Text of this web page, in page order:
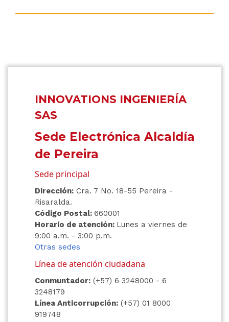
INNOVATIONS INGENIERÍA
SAS
Sede Electrónica Alcaldía
de Pereira
Sede principal
Dirección:Cra. 7 No. 18-55 Pereira -
Risaralda.
Código Postal: 660001
Horario de atención: Lunes a viernes de
9:00 a.m. - 3:00 p.m.
Otras sedes
Línea de atención ciudadana
Conmuntador:(+57) 6 3248000 - 6
3248179
Línea Anticorrupción:(+57) 01 8000
919748